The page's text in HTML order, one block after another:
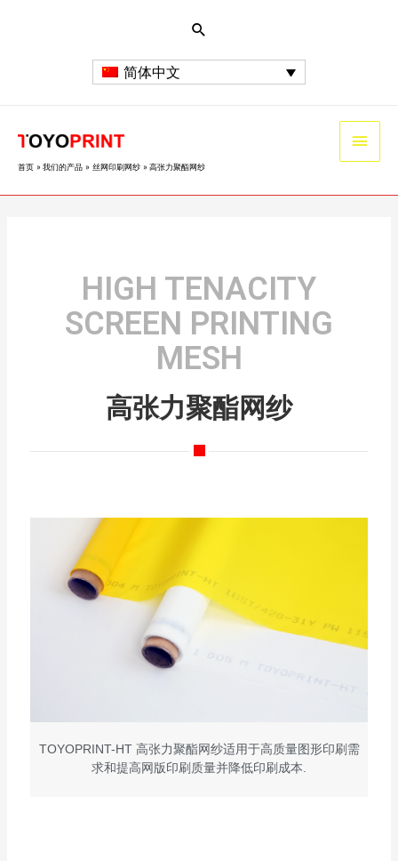
简体中文
首页 我们的产品 丝网印刷网纱 高张力聚酯网纱
HIGH TENACITY
SCREEN PRINTING
MESH
高张力聚酯网纱
TOYOPRINT-HT 高张力聚酯网纱适用于高质量图形印刷需
求和提高网版印刷质量并降低印刷成本.